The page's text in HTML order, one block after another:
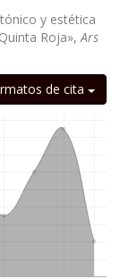
y estética
Roja»,Ars
de cita